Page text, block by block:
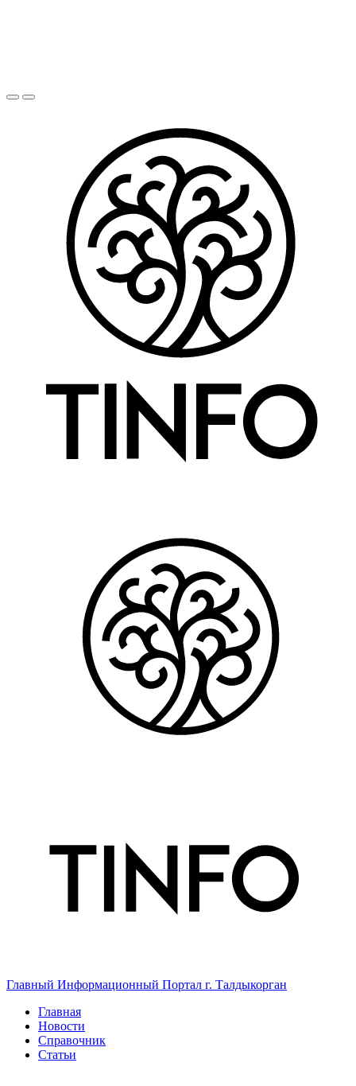
Главный Информационный Портал г. Талдыкорган
Главная
Новости
Справочник
Статьи